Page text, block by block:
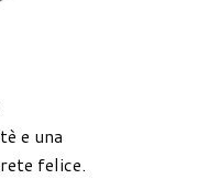
e una
felice.